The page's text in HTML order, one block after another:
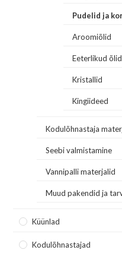
Pudelid ja
Aroomiõlid
Eeterlikud õlid
Kristallid
Kingiideed
Kodulõhnastaja
Seebi valmistamine
Vannipalli materjalid
Muud pakendid ja
Küünlad
Kodulõhnastajad